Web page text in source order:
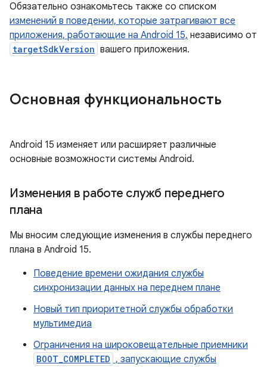
Обязательно ознакомьтесь также со списком
изменений в поведении, которые затрагивают все
приложения, работающие на Android 15, независимо от
targetSdkVersion вашего приложения.
Основная функциональность
Android 15 изменяет или расширяет различные
основные возможности системы Android.
Изменения в работе служб переднего
плана
Мы вносим следующие изменения в службы переднего
плана в Android 15.
Поведение времени ожидания службы
синхронизации данных на переднем плане
Новый тип приоритетной службы обработки
мультимедиа
Ограничения на широковещательные приемники
BOOT_COMPLETED , запускающие службы